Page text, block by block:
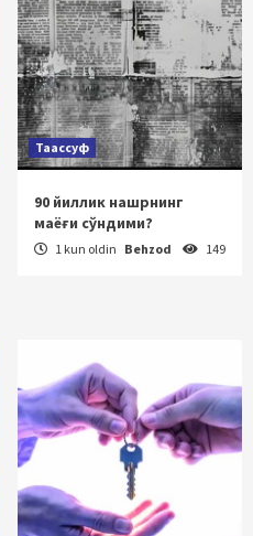
Таассуф
90 йиллик нашрнинг
маёғи сўндими?
1 kun oldin Behzod 149